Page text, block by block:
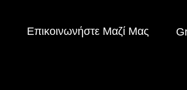
Επικοινωνήστε Μαζί Μας